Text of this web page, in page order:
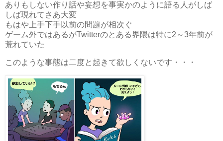
ありもしない作り話や妄想を事実かのように語る人がしば
しば現れてさあ大変
もはや上手下手以前の問題が相次ぐ
ゲーム外ではあるがTwitterのとある界隈は特に2～3年前が
荒れていた
このような事態は二度と起きて欲しくないです・・・